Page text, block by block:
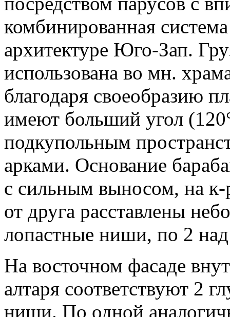
комбинированная
архитектуре Юго-Зап.
использована во мн.
благодаря своеобразию
имеют больший угол
подкупольным
арками. Основание
с сильным выносом, на к-
от друга расставлены
лопастные ниши, по 2
На восточном фасаде
алтаря соответствуют 2
ниши. По одной